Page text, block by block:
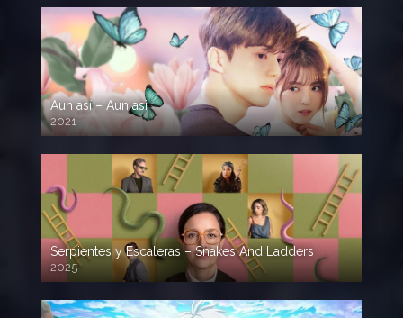
Aun así – Aun asi
2021
Serpientes y Escaleras – Snakes And Ladders
2025